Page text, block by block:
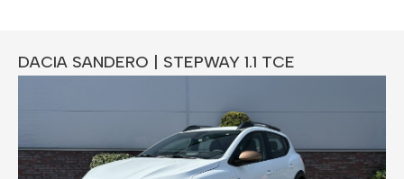
DACIA SANDERO | STEPWAY 1.1 TCE